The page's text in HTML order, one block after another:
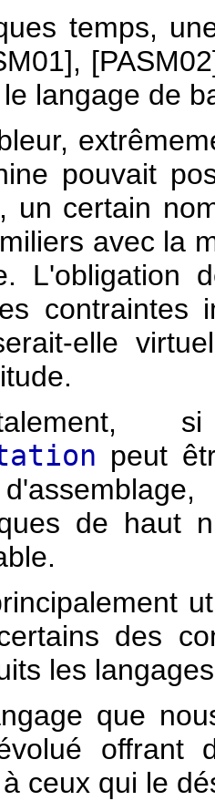
temps,
langage de
pouvait
un certain
avec la
L'obligation
contraintes
elle
peut
de haut
des
les
que
offrant
ceux qui le